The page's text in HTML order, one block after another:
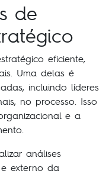
de
eficiente,
Uma delas é
incluindo líderes
no processo. Isso
e a
análises
externo da